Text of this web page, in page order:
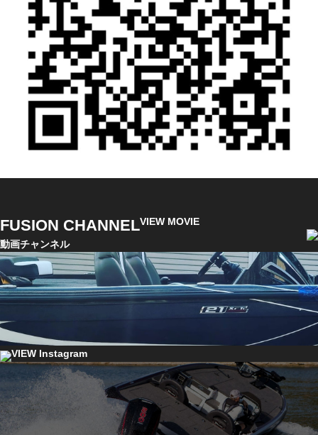
FUSION CHANNEL
動画チャンネル
VIEW MOVIE
VIEW Instagram